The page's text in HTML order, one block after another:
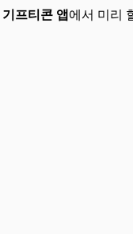
기프티콘 앱에서 미리